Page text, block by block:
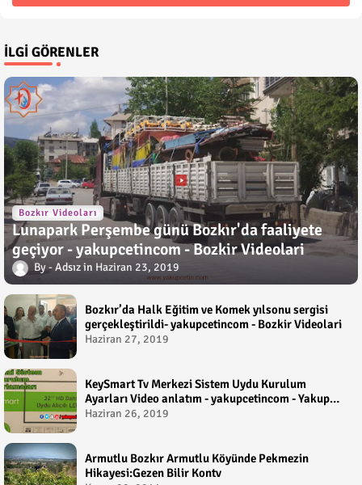
İLGI GÖRENLER
Bozkır Videoları
Lunapark Perşembe günü Bozkır'da faaliyete
geçiyor - yakupcetincom - Bozkir Videolari
Adsız Haziran 23, 2019
Bozkır’da Halk Eğitim ve Komek yılsonu sergisi
gerçekleştirildi- yakupcetincom - Bozkir Videolari
Haziran 27, 2019
KeySmart Tv Merkezi Sistem Uydu Kurulum
Ayarları Video anlatım - yakupcetincom - Yakup
Çetin
Haziran 26, 2019
Armutlu Bozkır Armutlu Köyünde Pekmezin
Hikayesi:Gezen Bilir Kontv